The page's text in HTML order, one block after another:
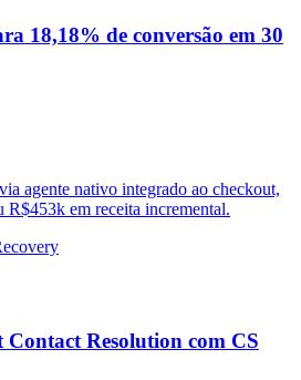
18,18% de conversão em 30
agente nativo integrado ao checkout,
R$453k em receita incremental.
Resolution com CS